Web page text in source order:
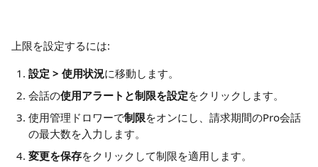
上限を設定するには:
設定 > 使用状況に移動します。
会話の使用アラートと制限を設定をクリックします。
使用管理ドロワーで制限をオンにし、請求期間のPro会話
の最大数を入力します。
変更を保存をクリックして制限を適用します。